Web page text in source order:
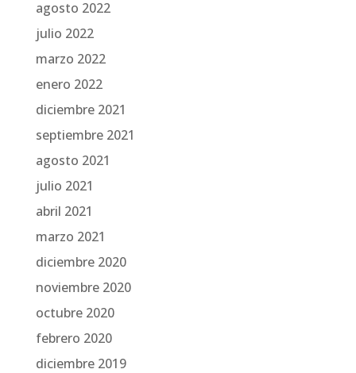
agosto 2022
julio 2022
marzo 2022
enero 2022
diciembre 2021
septiembre 2021
agosto 2021
julio 2021
abril 2021
marzo 2021
diciembre 2020
noviembre 2020
octubre 2020
febrero 2020
diciembre 2019